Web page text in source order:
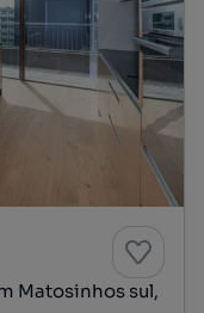
Matosinhos sul,